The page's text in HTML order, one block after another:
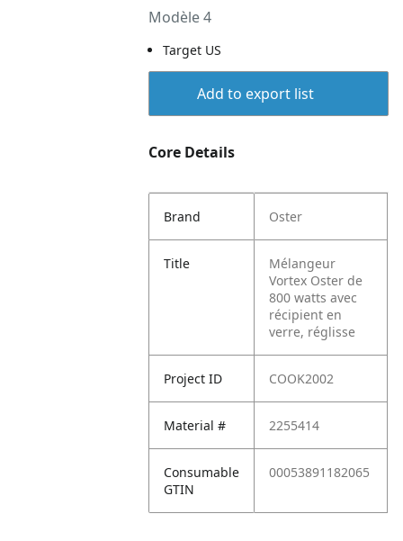
Modèle 4
Target US
Add to export list
Core Details
Brand Oster
Title
Mélangeur
Vortex Oster de
800 watts avec
récipient en
verre, réglisse
Project ID COOK2002
Material # 2255414
Consumable
GTIN
00053891182065